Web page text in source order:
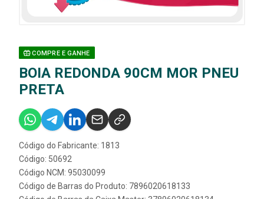
COMPRE E GANHE
BOIA REDONDA 90CM MOR PNEU
PRETA
Código do Fabricante: 1813
Código: 50692
Código NCM: 95030099
Código de Barras do Produto: 7896020618133